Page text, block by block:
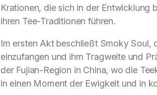
Krationen, die sich in der Entwicklung
ihren Tee-Traditionen führen.
Im ersten Akt beschließt Smoky Soul,
einzufangen und ihm Tragweite und
der Fujian-Region in China, wo die
in einen Moment der Ewigkeit und in